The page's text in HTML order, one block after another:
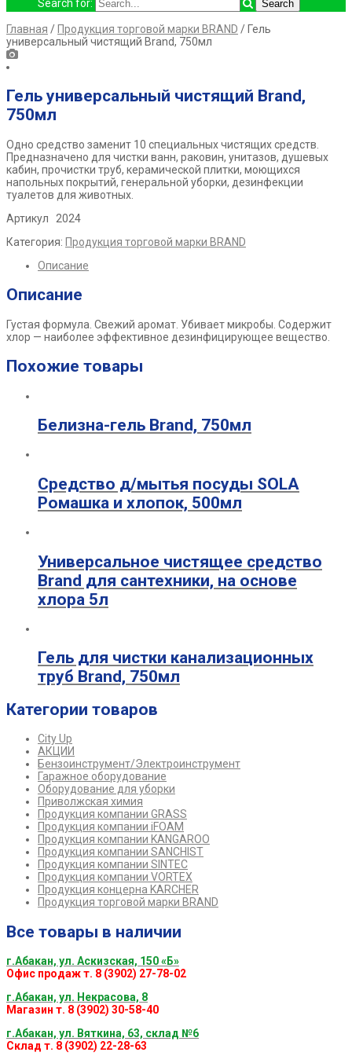
Search for:
Главная / Продукция торговой марки BRAND / Гель
универсальный чистящий Brand, 750мл
Гель универсальный чистящий Brand,
750мл
Одно средство заменит 10 специальных чистящих средств.
Предназначено для чистки ванн, раковин, унитазов, душевых
кабин, прочистки труб, керамической плитки, моющихся
напольных покрытий, генеральной уборки, дезинфекции
туалетов для животных.
Артикул 2024
Категория: Продукция торговой марки BRAND
Описание
Описание
Густая формула. Свежий аромат. Убивает микробы. Содержит
хлор — наиболее эффективное дезинфицирующее вещество.
Похожие товары
Белизна-гель Brand, 750мл
Средство д/мытья посуды SOLA
Ромашка и хлопок, 500мл
Универсальное чистящее средство
Brand для сантехники, на основе
хлора 5л
Гель для чистки канализационных
труб Brand, 750мл
Категории товаров
City Up
АКЦИИ
Бензоинструмент/Электроинструмент
Гаражное оборудование
Оборудование для уборки
Приволжская химия
Продукция компании GRASS
Продукция компании iFOAM
Продукция компании KANGAROO
Продукция компании SANCHIST
Продукция компании SINTEC
Продукция компании VORTEX
Продукция концерна KARCHER
Продукция торговой марки BRAND
Все товары в наличии
г.Абакан, ул. Аскизская, 150 «Б»
Офис продаж т. 8 (3902) 27-78-02
г.Абакан, ул. Некрасова, 8
Магазин т. 8 (3902) 30-58-40
г.Абакан, ул. Вяткина, 63, склад №6
Склад т. 8 (3902) 22-28-63